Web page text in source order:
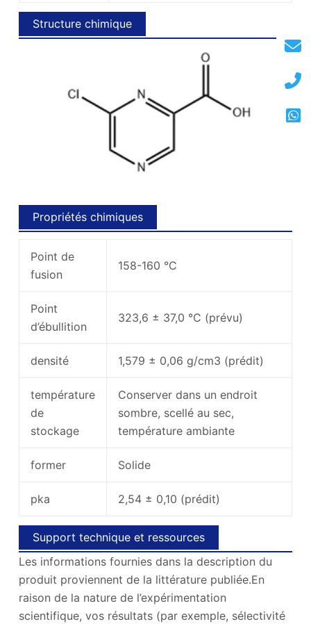
Structure chimique
Propriétés chimiques
Point de
fusion
158-160 °C
Point
d’ébullition
323,6 ± 37,0 °C (prévu)
densité 1,579 ± 0,06 g/cm3 (prédit)
température
de
stockage
Conserver dans un endroit
sombre, scellé au sec,
température ambiante
former Solide
pka 2,54 ± 0,10 (prédit)
Support technique et ressources
Les informations fournies dans la description du
produit proviennent de la littérature publiée.En
raison de la nature de l’expérimentation
scientifique, vos résultats (par exemple, sélectivité